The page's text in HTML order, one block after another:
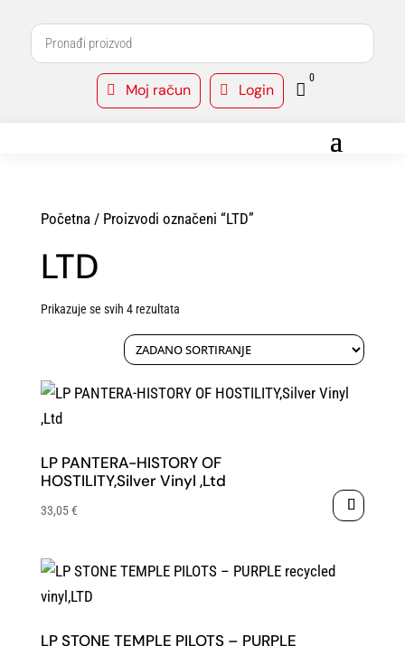
 Moj račun  Login 
0
Početna/ Proizvodi označeni “LTD”
LTD
Prikazuje se svih 4 rezultata
LP PANTERA-HISTORY OF
HOSTILITY,Silver Vinyl ,Ltd
33,05€
LP STONE TEMPLE PILOTS – PURPLE